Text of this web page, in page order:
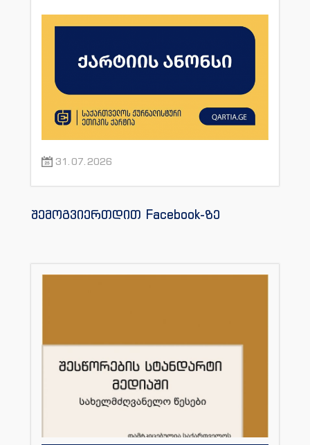
31.07.2026
შემოგვიერთდით Facebook-ზე